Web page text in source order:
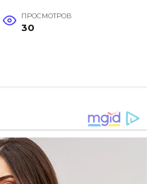
ПРОСМОТРОВ
30